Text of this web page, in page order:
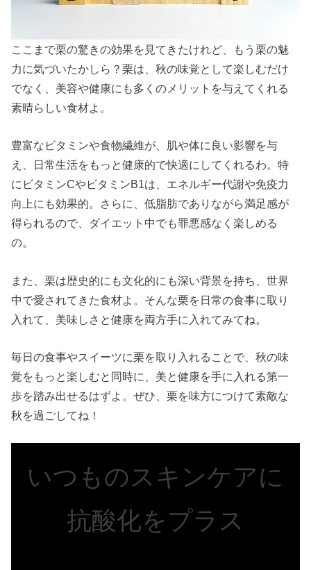
ここまで栗の驚きの効果を見てきたけれど、もう栗の魅
力に気づいたかしら？栗は、秋の味覚として楽しむだけ
でなく、美容や健康にも多くのメリットを与えてくれる
素晴らしい食材よ。
豊富なビタミンや食物繊維が、肌や体に良い影響を与
え、日常生活をもっと健康的で快適にしてくれるわ。特
にビタミンCやビタミンB1は、エネルギー代謝や免疫力
向上にも効果的。さらに、低脂肪でありながら満足感が
得られるので、ダイエット中でも罪悪感なく楽しめる
の。
また、栗は歴史的にも文化的にも深い背景を持ち、世界
中で愛されてきた食材よ。そんな栗を日常の食事に取り
入れて、美味しさと健康を両方手に入れてみてね。
毎日の食事やスイーツに栗を取り入れることで、秋の味
覚をもっと楽しむと同時に、美と健康を手に入れる第一
歩を踏み出せるはずよ。ぜひ、栗を味方につけて素敵な
秋を過ごしてね！
いつものスキンケアに
抗酸化をプラス